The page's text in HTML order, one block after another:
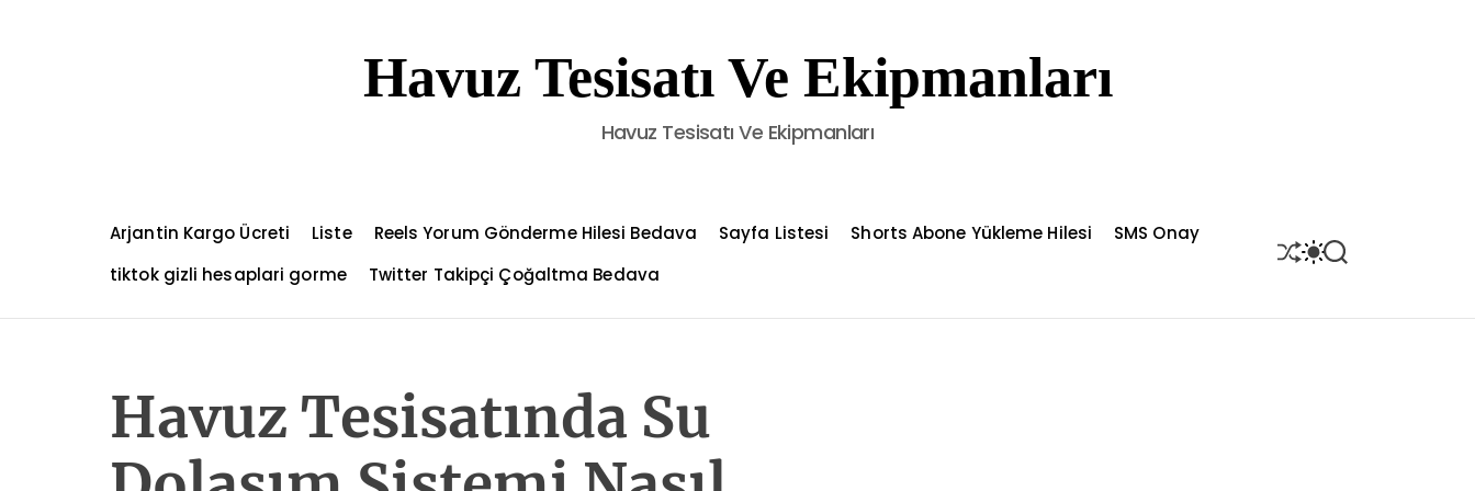
t
Havuz Tesisatı Ve Ekipmanları
Havuz Tesisatı Ve Ekipmanları
Arjantin Kargo Ücreti Liste Reels Yorum Gönderme Hilesi Bedava Sayfa Listesi Shorts Abone Yükleme Hilesi
SMS Onay
tiktok gizli hesaplari gorme
Twitter Takipçi Çoğaltma Bedava
S
H
S
W
S
E
Havuz Tesisatında Su